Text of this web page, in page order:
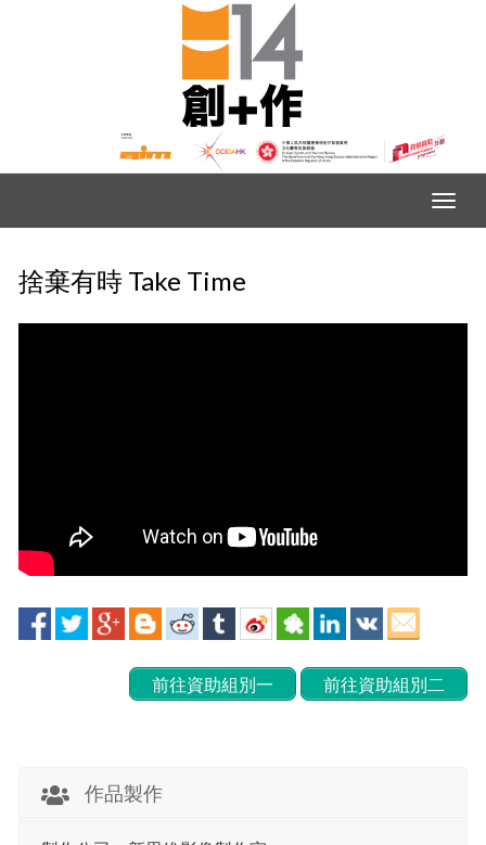
捨棄有時 Take Time
前往資助組別一 前往資助組別二
作品製作